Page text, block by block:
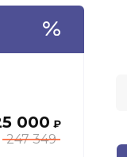
247 349
000 ₽